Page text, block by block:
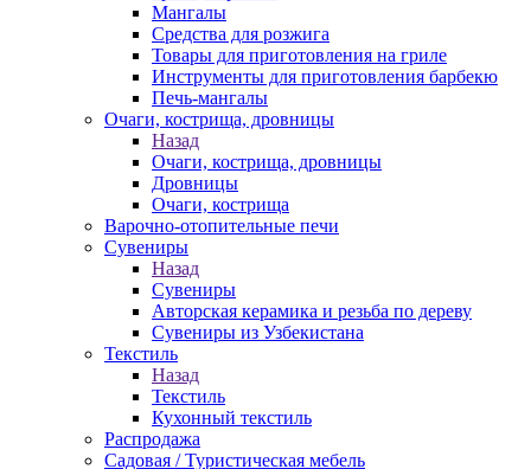
Мангалы
Средства для розжига
Товары для приготовления на гриле
Инструменты для приготовления барбекю
Печь-мангалы
Очаги, кострища, дровницы
Назад
Очаги, кострища, дровницы
Дровницы
Очаги, кострища
Варочно-отопительные печи
Сувениры
Назад
Сувениры
Авторская керамика и резьба по дереву
Сувениры из Узбекистана
Текстиль
Назад
Текстиль
Кухонный текстиль
Распродажа
Садовая / Туристическая мебель